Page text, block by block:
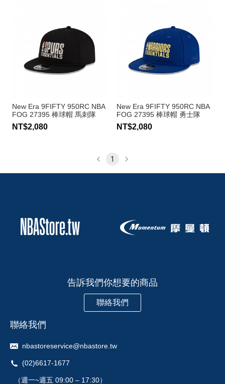
New Era 9FIFTY 950RC NBA
FOG 27395 棒球帽 馬刺隊
NT$2,080
New Era 9FIFTY 950RC NBA
FOG 27395 棒球帽 勇士隊
NT$2,080
1
告訴我們你想要的商品
聯絡我們
聯絡我們
nbastoreservice@nbastore.tw
(02)6617-1677
（週一~週五 09:00 – 17:30）